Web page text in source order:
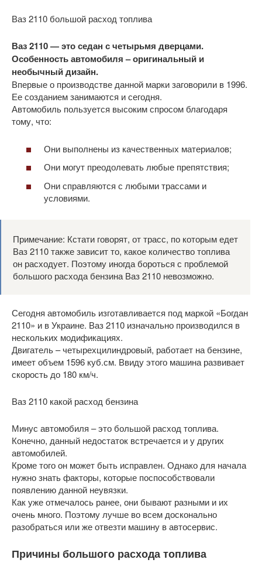
Ваз 2110 большой расход топлива
Ваз 2110 — это седан с четырьмя дверцами.
Особенность автомобиля – оригинальный и
необычный дизайн.
Впервые о производстве данной марки заговорили в 1996.
Ее созданием занимаются и сегодня.
Автомобиль пользуется высоким спросом благодаря
тому, что:
Они выполнены из качественных материалов;
Они могут преодолевать любые препятствия;
Они справляются с любыми трассами и
условиями.
Примечание: Кстати говорят, от трасс, по которым едет
Ваз 2110 также зависит то, какое количество топлива
он расходует. Поэтому иногда бороться с проблемой
большого расхода бензина Ваз 2110 невозможно.
Сегодня автомобиль изготавливается под маркой «Богдан
2110» и в Украине. Ваз 2110 изначально производился в
нескольких модификациях.
Двигатель – четырехцилиндровый, работает на бензине,
имеет объем 1596 куб.см. Ввиду этого машина развивает
скорость до 180 км/ч.
Ваз 2110 какой расход бензина
Минус автомобиля – это большой расход топлива.
Конечно, данный недостаток встречается и у других
автомобилей.
Кроме того он может быть исправлен. Однако для начала
нужно знать факторы, которые поспособствовали
появлению данной неувязки.
Как уже отмечалось ранее, они бывают разными и их
очень много. Поэтому лучше во всем досконально
разобраться или же отвезти машину в автосервис.
Причины большого расхода топлива